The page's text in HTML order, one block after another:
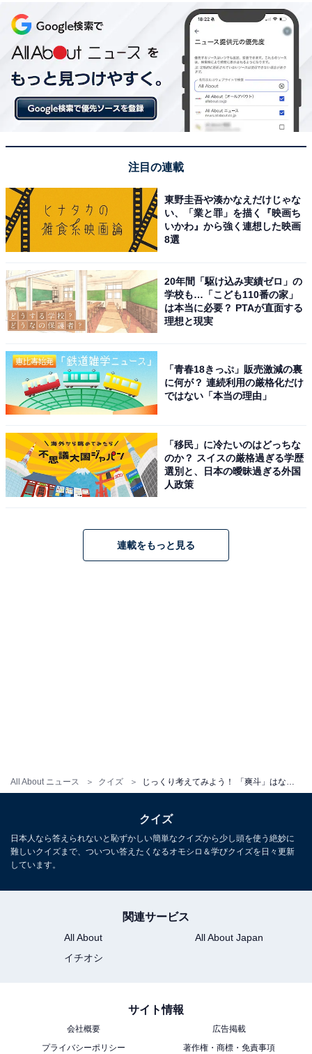
All About ニュース クイズ
頭を柔らかくして考えて！ 「星凛」はなんて読むでしょ
う【キラキラネームクイズ】
初見で読めたらすごいかも！ 名前「緑夢」はなんて読む
注目の連載
東野圭吾や湊かなえだけじゃな
い、「業と罪」を描く『映画ち
いかわ』から強く連想した映画
8選
20年間「駆け込み実績ゼロ」の
学校も…「こども110番の家」
は本当に必要？ PTAが直面する
理想と現実
「青春18きっぷ」販売激減の裏
に何が？ 連続利用の厳格化だけ
ではない「本当の理由」
「移民」に冷たいのはどっちな
のか？ スイスの厳格過ぎる学歴
選別と、日本の曖昧過ぎる外国
人政策
連載をもっと見る
クイズ
日本人なら答えられないと恥ずかしい簡単なクイズから少し頭を使う絶妙に
難しいクイズまで、ついつい答えたくなるオモシロ＆学びクイズを日々更新
しています。
関連サービス
All About
All About Japan
イチオシ
サイト情報
会社概要
広告掲載
プライバシーポリシー
著作権・商標・免責事項